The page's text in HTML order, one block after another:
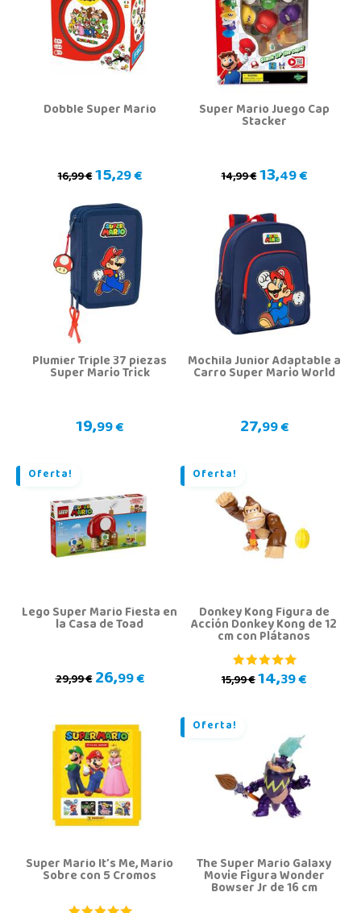
Dobble Super Mario
16,99 €15,29 €
Super Mario Juego Cap
Stacker
14,99 €13,49 €
Plumier Triple 37 piezas
Super Mario Trick
19,99 €
Mochila Junior Adaptable a
Carro Super Mario World
27,99 €
Oferta!
Lego Super Mario Fiesta en
la Casa de Toad
29,99 €26,99 €
Oferta!
Donkey Kong Figura de
Acción Donkey Kong de 12
cm con Plátanos
15,99 €14,39 €
Super Mario It’s Me, Mario
Sobre con 5 Cromos
Oferta!
The Super Mario Galaxy
Movie Figura Wonder
Bowser Jr de 16 cm